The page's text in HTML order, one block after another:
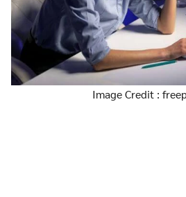
Image Credit :